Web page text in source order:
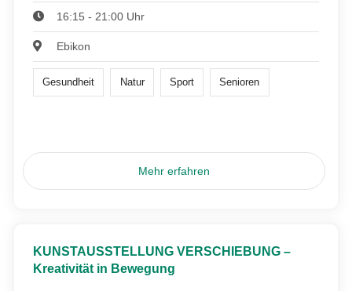
16:15 - 21:00 Uhr
Ebikon
Gesundheit Natur Sport Senioren
Mehr erfahren
KUNSTAUSSTELLUNG VERSCHIEBUNG –
Kreativität in Bewegung